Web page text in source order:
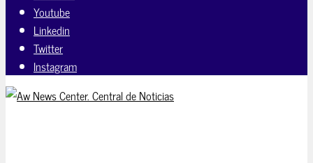
Youtube
Linkedin
Twitter
Instagram